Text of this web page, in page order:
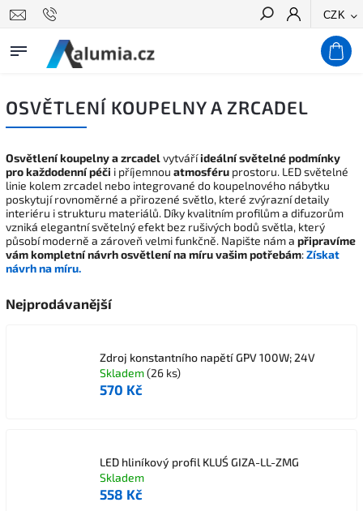
CZK
Hledat
OSVĚTLENÍ KOUPELNY A ZRCADEL
Osvětlení koupelny a zrcadelvytváříideální světelné podmínky
pro každodenní péči i příjemnou atmosféru prostoru. LED světelné
linie kolem zrcadel nebo integrované do koupelnového nábytku
poskytují rovnoměrné a přirozené světlo, které zvýrazní detaily
interiéru i strukturu materiálů. Díky kvalitním profilům a difuzorům
vzniká elegantní světelný efekt bez rušivých bodů světla, který
působí moderně a zároveň velmi funkčně. Napište nám a připravíme
vám kompletní návrh osvětlení na míru vašim potřebám:Získat
návrh na míru.
Nejprodávanější
Zdroj konstantního napětí GPV 100W; 24V
Skladem(26 ks)
570 Kč
LED hliníkový profil KLUŚ GIZA-LL-ZMG
Skladem
558 Kč